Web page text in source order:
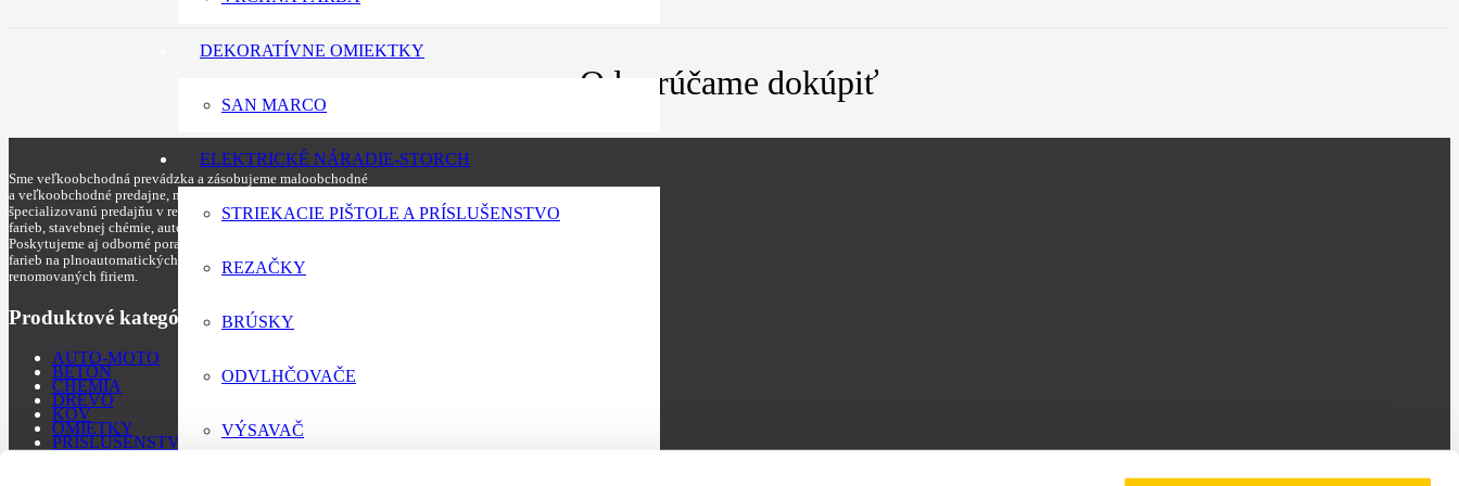
DEKORATÍVNE OMIEKTKY
SAN MARCO
ELEKTRICKÉ NÁRADIE-STORCH
STRIEKACIE PIŠTOLE A PRÍSLUŠENSTVO
REZAČKY
BRÚSKY
ODVLHČOVAČE
VÝSAVAČ
Odporúčame dokúpiť
Sme veľkoobchodná prevádzka a zásobujeme maloobchodné
a veľkoobchodné predajne, máme aj najväčšiu
špecializovanú predajňu v regióne, zameranú na predaj
farieb, stavebnej chémie, auto lakov a maliarskych potrieb.
Poskytujeme aj odborné poradenstvo, tónovanie auto lakov a
farieb na plnoautomatických miešacích zariadeniach od
renomovaných firiem.
Produktové kategórie
AUTO-MOTO
BETÓN
CHEMIA
DREVO
KOV
OMIETKY
PRÍSLUŠENSTVO
SPREJE